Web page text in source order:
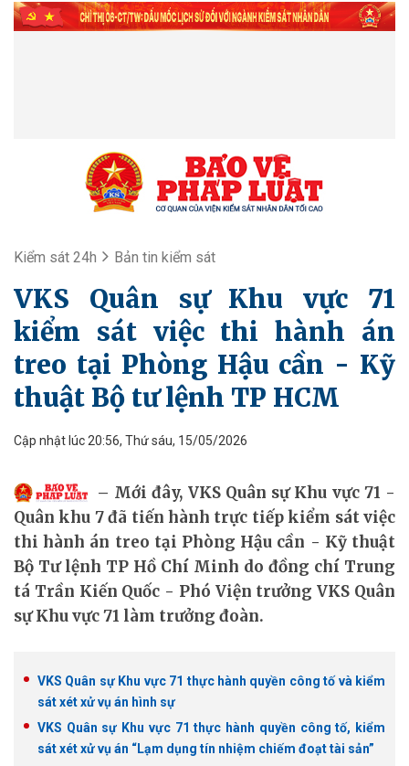
Kiểm sát 24h Bản tin kiểm sát
VKS Quân sự Khu vực 71
kiểm sát việc thi hành án
treo tại Phòng Hậu cần - Kỹ
thuật Bộ tư lệnh TP HCM
Cập nhật lúc 20:56, Thứ sáu, 15/05/2026
Mới đây, VKS Quân sự Khu vực 71 -
Quân khu 7 đã tiến hành trực tiếp kiểm sát việc
thi hành án treo tại Phòng Hậu cần - Kỹ thuật
Bộ Tư lệnh TP Hồ Chí Minh do đồng chí Trung
tá Trần Kiến Quốc - Phó Viện trưởng VKS Quân
sự Khu vực 71 làm trưởng đoàn.
VKS Quân sự Khu vực 71 thực hành quyền công tố và kiểm
sát xét xử vụ án hình sự
VKS Quân sự Khu vực 71 thực hành quyền công tố, kiểm
sát xét xử vụ án “Lạm dụng tín nhiệm chiếm đoạt tài sản”